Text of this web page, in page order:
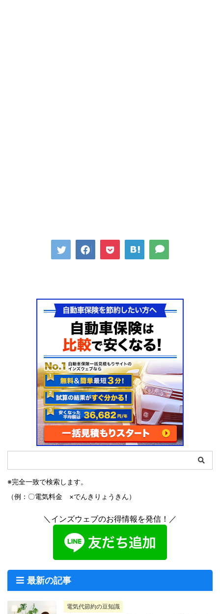
※完全一致で検索します。
（例：〇電気料金 ×でんきりょうきん）
＼インズウェブのお得情報を発信！／
最新の記事
電気代節約の豆知識